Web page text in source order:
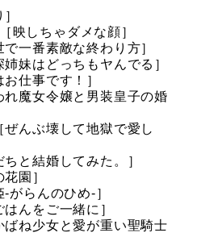
映しちゃダメな顔］
一番素敵な終わり方］
妹はどっちもヤんでる］
仕事です！］
れ魔女令嬢と男装皇子の婚
ぜんぶ壊して地獄で愛し
と結婚してみた。］
園］
がらんのひめ-］
んをご一緒に］
ばね少女と愛が重い聖騎士